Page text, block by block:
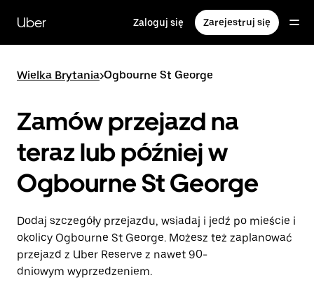
głównej
zawartości
Uber Zaloguj się Zarejestruj się
Wielka Brytania>Ogbourne St George
Zamów przejazd na
teraz lub później w
Ogbourne St George
Dodaj szczegóły przejazdu, wsiadaj i jedź po mieście i
okolicy Ogbourne St George. Możesz też zaplanować
przejazd z Uber Reserve z nawet 90-
dniowym wyprzedzeniem.